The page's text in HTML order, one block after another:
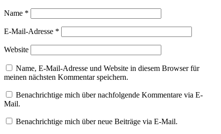
Name *
E-Mail-Adresse *
Website
Name, E-Mail-Adresse und Website in diesem Browser für
meinen nächsten Kommentar speichern.
Benachrichtige mich über nachfolgende Kommentare via E-
Mail.
Benachrichtige mich über neue Beiträge via E-Mail.